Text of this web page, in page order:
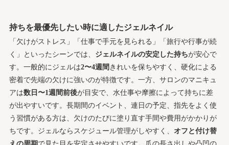
持ちを最優先したい時に適したジェルネイル
「欠けがストレス」「仕事で手元を見られる」「旅行や行事が続
く」といったシーンでは、 ジェルネイルの安定した持ちが安心で
す。一般的にジェルは2〜4週間 きれいを保ちやすく、硬化による
密着で先端の欠けに強いのが特徴です。一方、サロンのマニキュ
アは数日〜1週間前後が目安で、水仕事や摩擦によって持ちに差
が出やすいです。長期間のイベント、連日の予定、指先をよく使
う習慣がある方は、欠けのたびに塗り直す手間や費用がかかりが
ちです。ジェルならスケジュール管理がしやすく、 オフと付け替